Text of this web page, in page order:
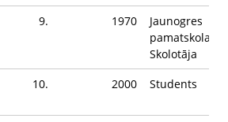
9. 1970
Jaunogres
pamatskola,
Skolotāja
10. 2000 Students